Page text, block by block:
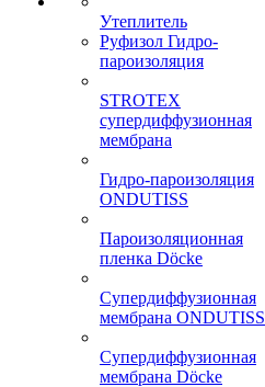
Утеплитель
Руфизол Гидро-
пароизоляция
STROTEX
супердиффузионная
мембрана
Гидро-пароизоляция
ONDUTISS
Пароизоляционная
пленка Döcke
Супердиффузионная
мембрана ONDUTISS
Супердиффузионная
мембрана Döcke